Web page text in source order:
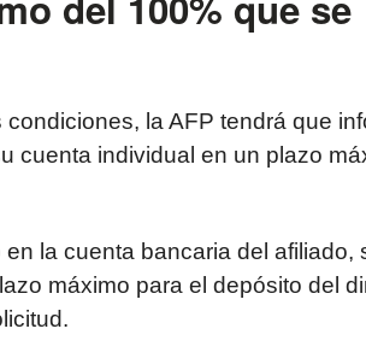
la AFP tendrá que
cuenta individual en un plazo
la cuenta bancaria del afiliado,
máximo para el depósito del